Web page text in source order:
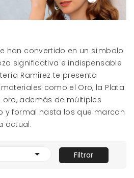
han convertido en un símbolo
significativa e indispensable
Ramirez te presenta
como el Oro, la Plata
además de múltiples
y formal hasta los que marcan
actual.
 Filtrar